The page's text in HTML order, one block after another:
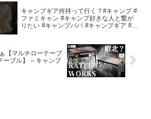
キャンプギア何持って行く？#キャンプ #
ファミキャン #キャンプ好きな人と繋が
りたい #キャンプパパ #キャンプギア #積
【マルチローテーブ
ーブル】 – キャンプ